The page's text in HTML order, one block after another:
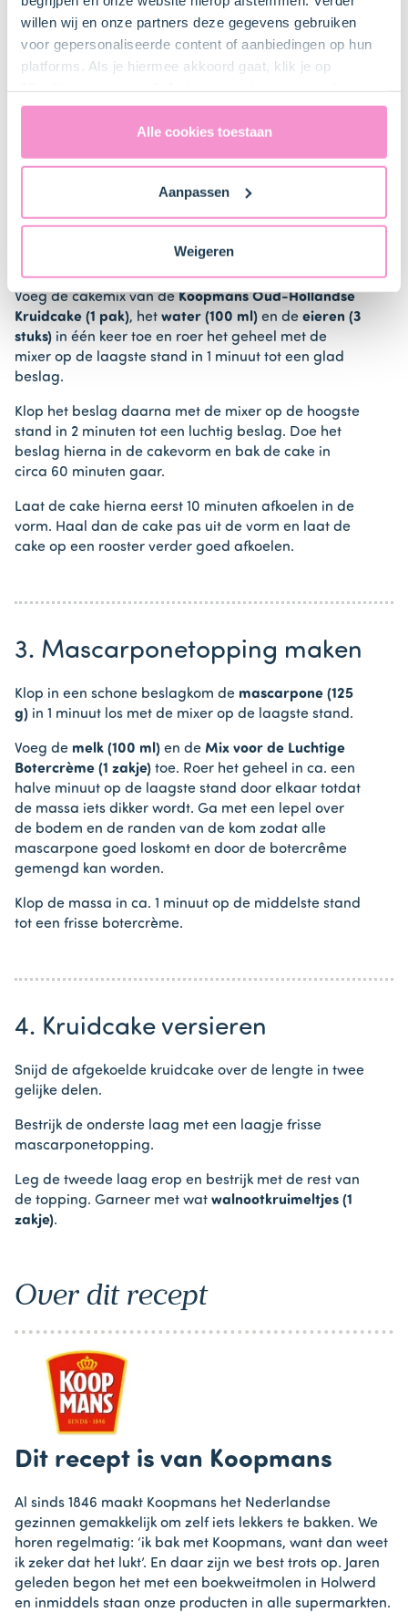
willen wij en onze partners deze gegevens gebruiken
voor gepersonaliseerde content of aanbiedingen op hun
platforms. Als je hiermee akkoord gaat, klik je op
uitdrukkelijk een eventuele gegevensoverdracht naar de
Verenigde Staten in de zin van artikel 49 AVG. Raadpleeg
ons
naar technology providers en partners in de Verenigde
Staten. Je kunt op elk moment van gedachten
Alle cookies toestaan
Aanpassen
Weigeren
en verwarm de oven voor (elektrisch 160°C /
hetelucht 150°C).
Vet de cakevorm in met boter en bestuif de
binnenkant met bloem of gebruik een bakspray.
2. Bak een kruidcake
met de mixer zacht en romig in
Voeg de cakemix van de Koopmans Oud-Hollandse
Kruidcake (1 pak), het water (100 ml) en de eieren (3
stuks) in één keer toe en roer het geheel met de
mixer op de laagste stand in 1 minuut tot een glad
beslag.
Klop het beslag daarna met de mixer op de hoogste
stand in 2 minuten tot een luchtig beslag. Doe het
beslag hierna in de cakevorm en bak de cake in
circa 60 minuten gaar.
Laat de cake hierna eerst 10 minuten afkoelen in de
vorm. Haal dan de cake pas uit de vorm en laat de
cake op een rooster verder goed afkoelen.
3. Mascarponetopping maken
Klop in een schone beslagkom de mascarpone (125
g) in 1 minuut los met de mixer op de laagste stand.
Voeg de melk (100 ml) en de Mix voor de Luchtige
Botercrème (1 zakje) toe. Roer het geheel in ca. een
halve minuut op de laagste stand door elkaar totdat
de massa iets dikker wordt. Ga met een lepel over
de bodem en de randen van de kom zodat alle
mascarpone goed loskomt en door de botercrême
gemengd kan worden.
Klop de massa in ca. 1 minuut op de middelste stand
tot een frisse botercrème.
4. Kruidcake versieren
Snijd de afgekoelde kruidcake over de lengte in twee
gelijke delen.
Bestrijk de onderste laag met een laagje frisse
mascarponetopping.
Leg de tweede laag erop en bestrijk met de rest van
de topping. Garneer met wat walnootkruimeltjes (1
zakje).
Over dit recept
Dit recept is van Koopmans
Al sinds 1846 maakt Koopmans het Nederlandse
gezinnen gemakkelijk om zelf iets lekkers te bakken. We
horen regelmatig: ‘ik bak met Koopmans, want dan weet
ik zeker dat het lukt’. En daar zijn we best trots op. Jaren
geleden begon het met een boekweitmolen in Holwerd
en inmiddels staan onze producten in alle supermarkten.